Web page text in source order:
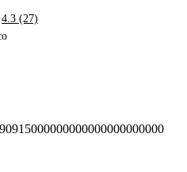
4.3 (27)